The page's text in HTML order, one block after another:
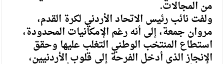
من المجالات.
ولفت نائب رئيس الاتحاد الأردني لكرة القدم،
مروان جمعة، إلى أنه رغم الإمكانيات المحدودة،
استطاع المنتخب الوطني التغلب عليها وحقق
الإنجاز الذي أدخل الفرحة إلى قلوب الأردنيين،